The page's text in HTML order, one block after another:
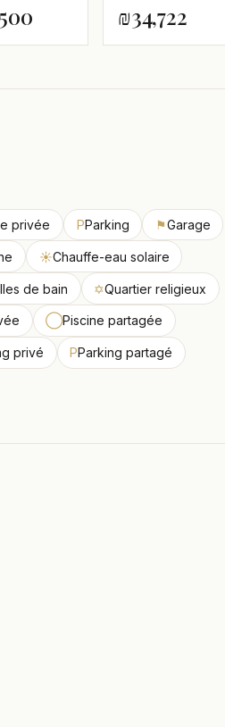
₪34,722
privée PParking ⚑Garage
☀Chauffe-eau solaire
de bain ✡Quartier religieux
◯Piscine partagée
privé PParking partagé